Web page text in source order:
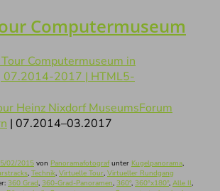
Computermuseum
Heinz Nixdorf MuseumsForum
| 07.2014–03.2017
02/2015 von Panoramafotografunter Kugelpanorama,
, Technik, Virtuelle Tour, Virtueller Rundgang
360 Grad, 360-Grad-Panoramen, 360°, 360°x180°, Alle II,